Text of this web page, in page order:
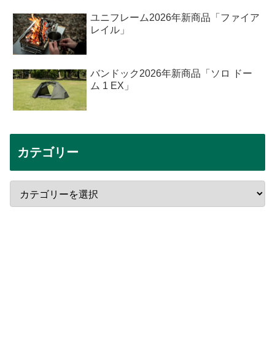
ユニフレーム2026年新商品「ファイア
レイル」
バンドック2026年新商品「ソロ ドー
ム 1 EX」
カテゴリー